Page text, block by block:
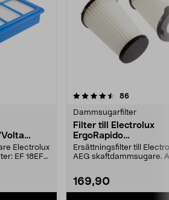
Electrolux
EF 18EFH
86recensioner
Dammsugarfilter
Filter till Electrolux
ErgoRapido
skaftdammsugare
Ersättningsfilter till
AEG skaftdammsugare.
169,90
4.5 av 5 stjärnor